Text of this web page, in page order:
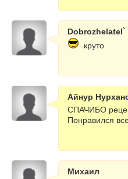
Dobrozhelatel`
круто
Айнур
СПАЧИБО
Понравился
Михаил